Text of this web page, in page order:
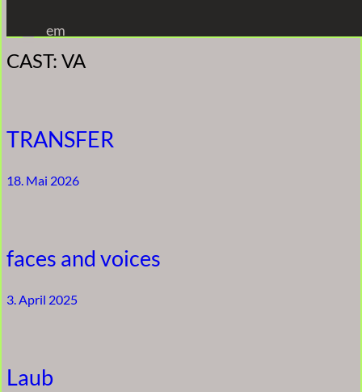
Inhalt
springen
em
CAST: VA
TRANSFER
18. Mai 2026
faces and voices
3. April 2025
Laub